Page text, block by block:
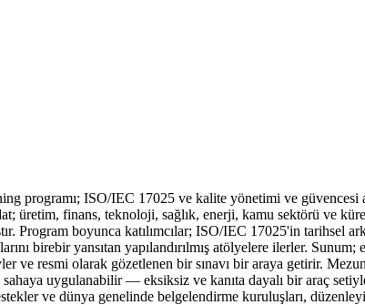
programı; ISO/IEC 17025 ve kalite yönetimi ve güvencesi
üretim, finans, teknoloji, sağlık, enerji, kamu sektörü ve
Program boyunca katılımcılar; ISO/IEC 17025'in tarihsel
birebir yansıtan yapılandırılmış atölyelere ilerler.
ve resmi olarak gözetlenen bir sınavı bir araya getirir.
uygulanabilir — eksiksiz ve kanıta dayalı bir araç
ve dünya genelinde belgelendirme kuruluşları,